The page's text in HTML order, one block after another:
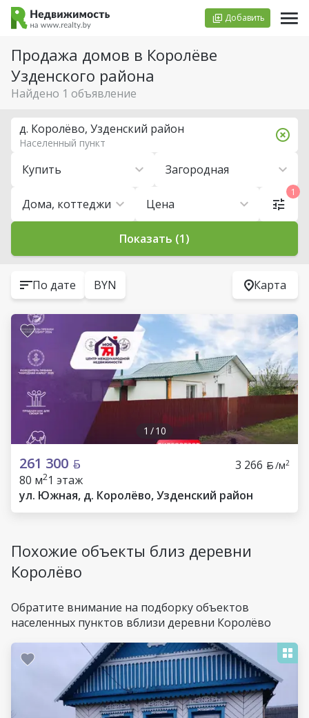
Добавить
Продажа домов в Королёве
Узденского района
Найдено 1 объявление
Купить Загородная
Дома, коттеджи Цена
д. Королёво, Узденский район
Населенный пункт
1
Показать (1)
По дате BYN Карта
1 /10
261 300 3 266 /м2
80 м21 этаж
ул. Южная, д. Королёво, Узденский район
Похожие объекты близ деревни
Королёво
Обратите внимание на подборку объектов
населенных пунктов вблизи деревни Королёво